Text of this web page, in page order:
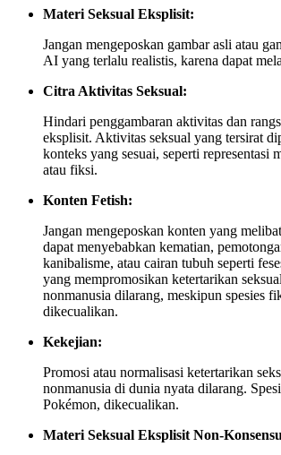
Materi Seksual Eksplisit:
Jangan mengeposkan gambar asli atau
AI yang terlalu realistis, karena dapat
Citra Aktivitas Seksual:
Hindari penggambaran aktivitas dan
eksplisit. Aktivitas seksual yang tersirat
konteks yang sesuai, seperti representasi
atau fiksi.
Konten Fetish:
Jangan mengeposkan konten yang
dapat menyebabkan kematian,
kanibalisme, atau cairan tubuh seperti
yang mempromosikan ketertarikan
nonmanusia dilarang, meskipun spesies
dikecualikan.
Kekejian:
Promosi atau normalisasi ketertarikan
nonmanusia di dunia nyata dilarang.
Pokémon, dikecualikan.
Materi Seksual Eksplisit Non-